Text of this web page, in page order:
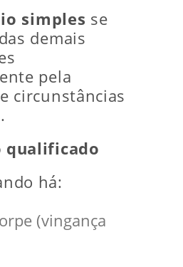
simples se
demais
pela
circunstâncias
qualificado
há:
(vingança